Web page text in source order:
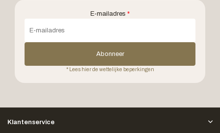
E-mailadres *
Abonneer
* Lees hier de wettelijke beperkingen
Klantenservice